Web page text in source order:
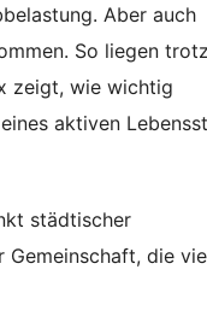
Aber auch
So liegen trotz
zeigt, wie wichtig
aktiven
städtischer
Gemeinschaft, die